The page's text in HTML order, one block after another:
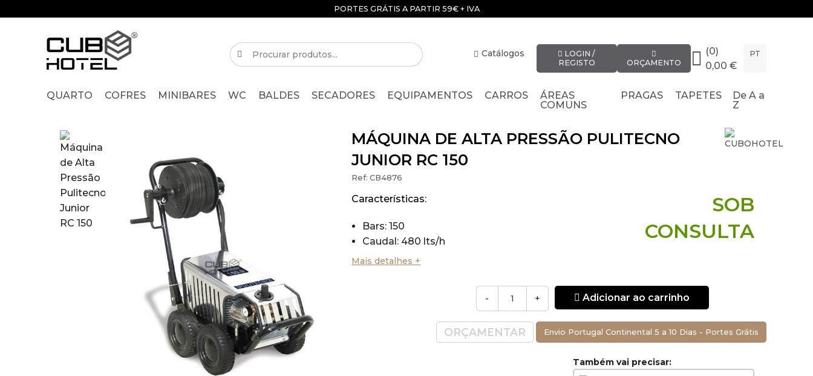
PORTES GRÁTIS A PARTIR 59€ + IVA
Catálogos
LOGIN /
REGISTO
ORÇAMENTO
(0)
0,00 €
PT
QUARTO COFRES MINIBARES WC BALDES SECADORES EQUIPAMENTOS CARROS
ÁREAS
COMUNS
PRAGAS TAPETES
De A a
Z
MÁQUINA DE ALTA PRESSÃO PULITECNO
JUNIOR RC 150
Ref:CB4876
SOB
CONSULTA
Características:
Bars: 150
Caudal: 480 lts/h
Motor Elétrico
Mais detalhes +
- + Adicionar ao carrinho
ORÇAMENTAR Envio Portugal Continental 5 a 10 Dias - Portes Grátis
Também vai precisar: